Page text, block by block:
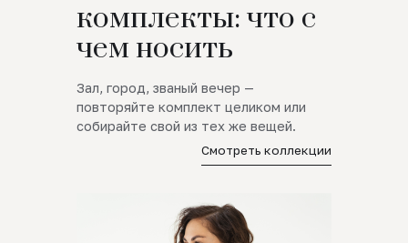
комплекты: что с
чем носить
Зал, город, званый вечер —
повторяйте комплект целиком или
собирайте свой из тех же вещей.
Смотреть коллекции